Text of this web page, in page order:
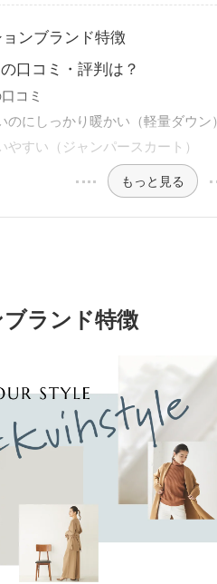
ンブランド特徴
口コミ・評判は？
コミ
のにしっかり暖かい（軽量ダウン）
やすい（ジャンパースカート）
もっと見る
ランド特徴